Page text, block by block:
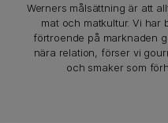
Werners målsättning är att
mat och matkultur. Vi har
förtroende på marknaden
nära relation, förser vi
och smaker som